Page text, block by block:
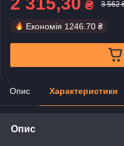
₴ 3 562
Економія 1246.70 ₴
Опис Характеристики
Опис